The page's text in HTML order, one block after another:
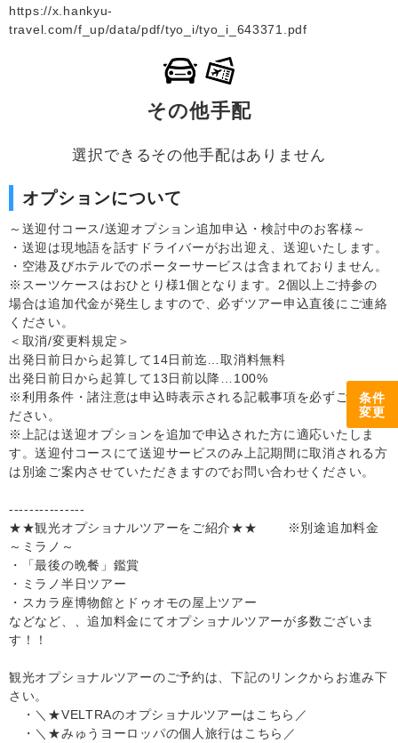
条件
変更
https://x.hankyu-
travel.com/f_up/data/pdf/tyo_i/tyo_i_643371.pdf
その他手配
選択できるその他手配はありません
オプションについて
～送迎付コース/送迎オプション追加申込・検討中のお客様～
・送迎は現地語を話すドライバーがお出迎え、送迎いたします。
・空港及びホテルでのポーターサービスは含まれておりません。
※スーツケースはおひとり様1個となります。2個以上ご持参の
場合は追加代金が発生しますので、必ずツアー申込直後にご連絡
ください。
＜取消/変更料規定＞
出発日前日から起算して14日前迄…取消料無料
出発日前日から起算して13日前以降…100%
※利用条件・諸注意は申込時表示される記載事項を必ずご確認く
ださい。
※上記は送迎オプションを追加で申込された方に適応いたしま
す。送迎付コースにて送迎サービスのみ上記期間に取消される方
は別途ご案内させていただきますのでお問い合わせください。
---------------
★★観光オプショナルツアーをご紹介★★ ※別途追加料金
～ミラノ～
・「最後の晩餐」鑑賞
・ミラノ半日ツアー
・スカラ座博物館とドゥオモの屋上ツアー
などなど、、追加料金にてオプショナルツアーが多数ございま
す！！
観光オプショナルツアーのご予約は、下記のリンクからお進み下
さい。
・＼★VELTRAのオプショナルツアーはこちら／
・＼★みゅうヨーロッパの個人旅行はこちら／